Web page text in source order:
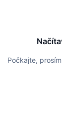
Počkajte,